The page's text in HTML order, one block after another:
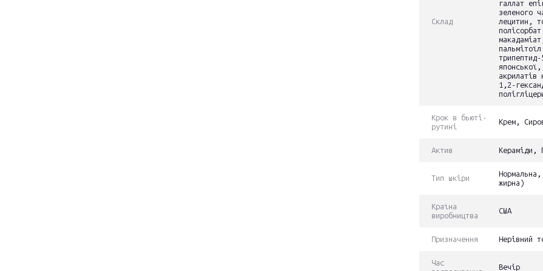
Склад
галлат
зеленого
лецитин,
акрилатів
1,2-
Крок в бьюті-
рутині
Крем,
Актив Кераміди,
Тип шкіри
жирна)
Країна
виробництва
США
Призначення Нерівний
Час
Вечір